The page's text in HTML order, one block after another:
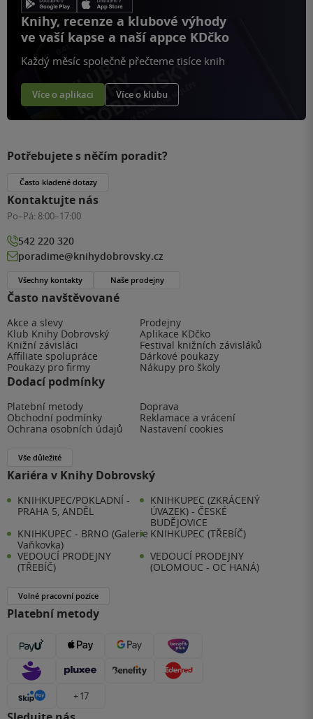
Knihy, recenze a klubové výhody
ve vaší kapse a naší appce KDčko
Každý měsíc společně přečteme tisíce knih
Více o aplikaci Více o klubu
Často navštěvované
Akce a slevy
Prodejny
Klub Knihy Dobrovský
Aplikace KDčko
Knižní závisláci
Festival knižních závisláků
Affiliate spolupráce
Dárkové poukazy
Poukazy pro firmy
Nákupy pro školy
Dodací podmínky
Platební metody
Doprava
Obchodní podmínky
Reklamace a vrácení
Ochrana osobních údajů
Nastavení cookies
Vše důležité
Kariéra v Knihy Dobrovský
KNIHKUPEC/POKLADNÍ -
PRAHA 5, ANDĚL
KNIHKUPEC (ZKRÁCENÝ
ÚVAZEK) - ČESKÉ
BUDĚJOVICE
KNIHKUPEC - BRNO (Galerie
Vaňkovka)
KNIHKUPEC (TŘEBÍČ)
VEDOUCÍ PRODEJNY
(TŘEBÍČ)
VEDOUCÍ PRODEJNY
(OLOMOUC - OC HANÁ)
Volné pracovní pozice
Platební metody
+ 17
Potřebujete s něčím poradit?
Často kladené dotazy
Kontaktujte nás
Po–Pá: 8:00–17:00
542 220 320
poradime@knihydobrovsky.cz
Všechny kontakty Naše prodejny